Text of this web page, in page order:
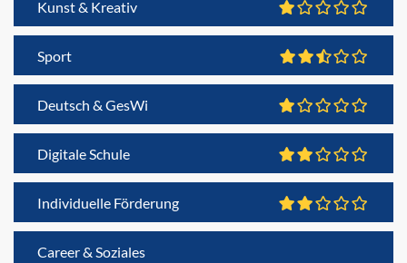
Kunst & Kreativ
Sport
Deutsch & GesWi
Digitale Schule
Individuelle Förderung
Career & Soziales